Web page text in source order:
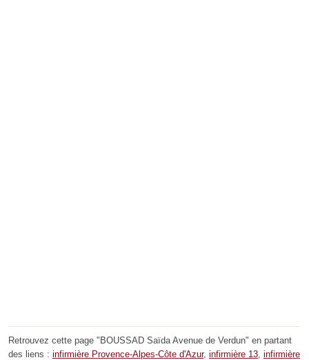
Retrouvez cette page "BOUSSAD Saïda Avenue de Verdun" en partant
des liens : infirmière Provence-Alpes-Côte d'Azur, infirmière 13, infirmière